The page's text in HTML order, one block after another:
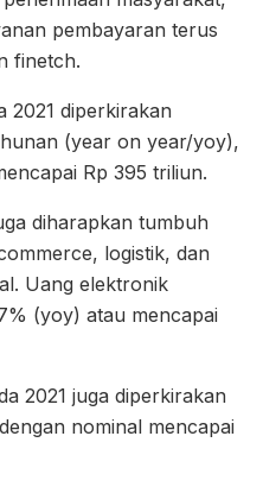
pembayaran terus
finetch.
2021 diperkirakan
(year on year/yoy),
Rp 395 triliun.
diharapkan tumbuh
logistik, dan
Uang elektronik
(yoy) atau mencapai
2021 juga diperkirakan
nominal mencapai